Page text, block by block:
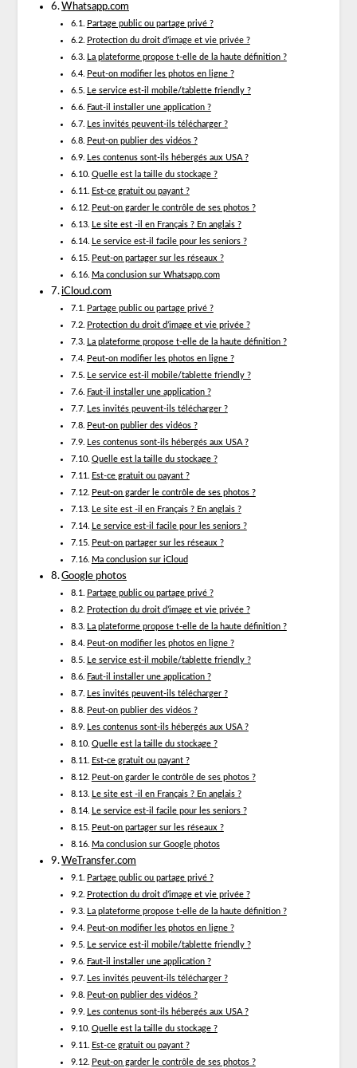
Whatsapp.com
Partage public ou partage privé ?
Protection du droit d’image et vie privée ?
La plateforme propose t-elle de la haute définition ?
Peut-on modifier les photos en ligne ?
Le service est-il mobile/tablette friendly ?
Faut-il installer une application ?
Les invités peuvent-ils télécharger ?
Peut-on publier des vidéos ?
Les contenus sont-ils hébergés aux USA ?
Quelle est la taille du stockage ?
Est-ce gratuit ou payant ?
Peut-on garder le contrôle de ses photos ?
Le site est -il en Français ? En anglais ?
Le service est-il facile pour les seniors ?
Peut-on partager sur les réseaux ?
Ma conclusion sur Whatsapp.com
iCloud.com
Partage public ou partage privé ?
Protection du droit d’image et vie privée ?
La plateforme propose t-elle de la haute définition ?
Peut-on modifier les photos en ligne ?
Le service est-il mobile/tablette friendly ?
Faut-il installer une application ?
Les invités peuvent-ils télécharger ?
Peut-on publier des vidéos ?
Les contenus sont-ils hébergés aux USA ?
Quelle est la taille du stockage ?
Est-ce gratuit ou payant ?
Peut-on garder le contrôle de ses photos ?
Le site est -il en Français ? En anglais ?
Le service est-il facile pour les seniors ?
Peut-on partager sur les réseaux ?
Ma conclusion sur iCloud
Google photos
Partage public ou partage privé ?
Protection du droit d’image et vie privée ?
La plateforme propose t-elle de la haute définition ?
Peut-on modifier les photos en ligne ?
Le service est-il mobile/tablette friendly ?
Faut-il installer une application ?
Les invités peuvent-ils télécharger ?
Peut-on publier des vidéos ?
Les contenus sont-ils hébergés aux USA ?
Quelle est la taille du stockage ?
Est-ce gratuit ou payant ?
Peut-on garder le contrôle de ses photos ?
Le site est -il en Français ? En anglais ?
Le service est-il facile pour les seniors ?
Peut-on partager sur les réseaux ?
Ma conclusion sur Google photos
WeTransfer.com
Partage public ou partage privé ?
Protection du droit d’image et vie privée ?
La plateforme propose t-elle de la haute définition ?
Peut-on modifier les photos en ligne ?
Le service est-il mobile/tablette friendly ?
Faut-il installer une application ?
Les invités peuvent-ils télécharger ?
Peut-on publier des vidéos ?
Les contenus sont-ils hébergés aux USA ?
Quelle est la taille du stockage ?
Est-ce gratuit ou payant ?
Peut-on garder le contrôle de ses photos ?